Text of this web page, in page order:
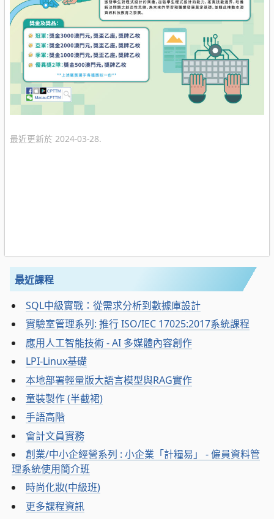
最近更新於 2024-03-28.
最近課程
SQL中級實戰：從需求分析到數據庫設計
實驗室管理系列: 推行 ISO/IEC 17025:2017系統課程
應用人工智能技術 - AI 多媒體內容創作
LPI-Linux基礎
本地部署輕量版大語言模型與RAG實作
童裝製作 (半截裙)
手語高階
會計文員實務
創業/中小企經營系列 : 小企業「計糧易」 - 僱員資料管
理系統使用簡介班
時尚化妝(中級班)
更多課程資訊